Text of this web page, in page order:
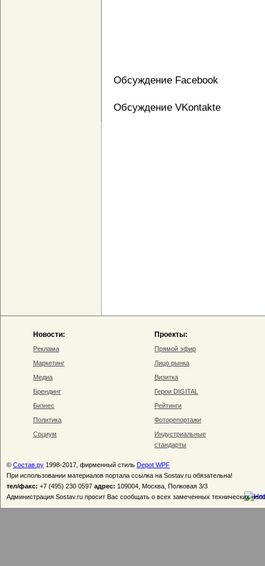
Обсуждение Facebook
Обсуждение VKontakte
Новости:
Реклама
Маркетинг
Медиа
Брендинг
Бизнес
Политика
Социум
Проекты:
Прямой эфир
Лицо рынка
Визитка
Герои DIGITAL
Рейтинги
Фоторепортажи
Индустриальные
стандарты
© Состав.ру 1998-2017, фирменный стиль Depot WPF
При использовании материалов портала ссылка на Sostav.ru обязательна!
тел/факс: +7 (495) 230 0597 адрес: 109004, Москва, Полковая 3/3
Администрация Sostav.ru просит Вас сообщать о всех замеченных технических